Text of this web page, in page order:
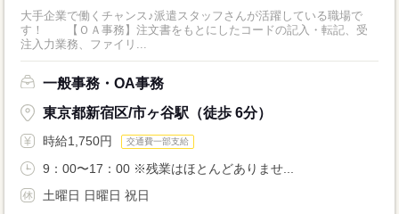
大手企業で働くチャンス♪派遣スタッフさんが活躍している職場で
す！ 【ＯＡ事務】注文書をもとにしたコードの記入・転記、受
注入力業務、ファイリ...
一般事務・OA事務
東京都新宿区/市ヶ谷駅（徒歩 6分）
時給1,750円 交通費一部支給
9：00〜17：00 ※残業はほとんどありませ...
土曜日 日曜日 祝日